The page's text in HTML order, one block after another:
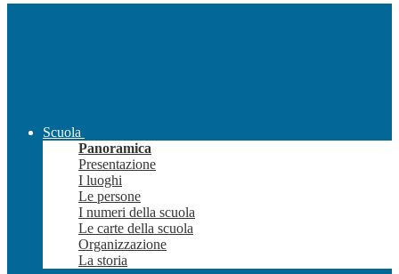
Scuola
Panoramica
Presentazione
I luoghi
Le persone
I numeri della scuola
Le carte della scuola
Organizzazione
La storia